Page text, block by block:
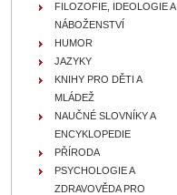
FILOZOFIE, IDEOLOGIE A
NÁBOŽENSTVÍ
HUMOR
JAZYKY
KNIHY PRO DĚTI A
MLÁDEŽ
NAUČNÉ SLOVNÍKY A
ENCYKLOPEDIE
PŘÍRODA
PSYCHOLOGIE A
ZDRAVOVĚDA PRO